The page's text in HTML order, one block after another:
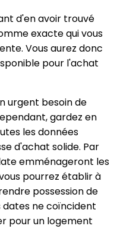
d'en avoir trouvé
exacte qui vous
Vous aurez donc
pour l'achat
urgent besoin de
gardez en
les données
d'achat solide. Par
emménageront les
pourrez établir à
possession de
ne coïncident
pour un logement